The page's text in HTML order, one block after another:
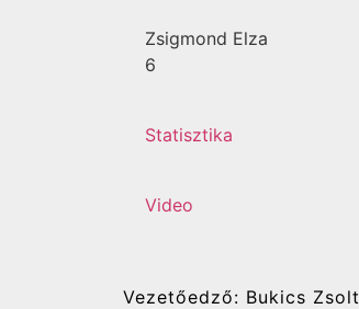
Zsigmond Elza
6
Statisztika
Video
Vezetőedző: Bukics Zsolt